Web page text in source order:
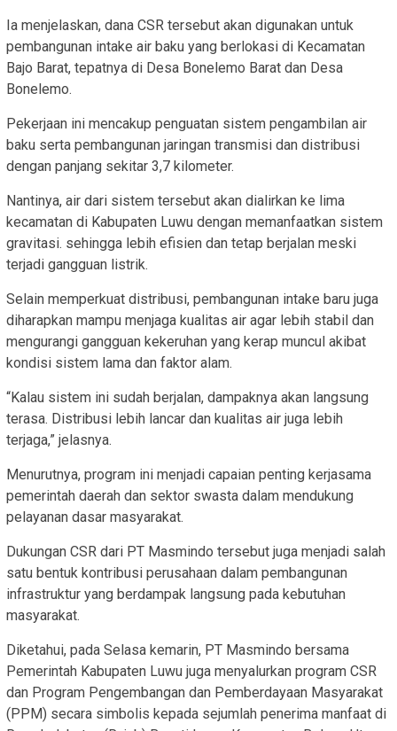
Ia menjelaskan, dana CSR tersebut akan digunakan untuk
pembangunan intake air baku yang berlokasi di Kecamatan
Bajo Barat, tepatnya di Desa Bonelemo Barat dan Desa
Bonelemo.
Pekerjaan ini mencakup penguatan sistem pengambilan air
baku serta pembangunan jaringan transmisi dan distribusi
dengan panjang sekitar 3,7 kilometer.
Nantinya, air dari sistem tersebut akan dialirkan ke lima
kecamatan di Kabupaten Luwu dengan memanfaatkan sistem
gravitasi. sehingga lebih efisien dan tetap berjalan meski
terjadi gangguan listrik.
Selain memperkuat distribusi, pembangunan intake baru juga
diharapkan mampu menjaga kualitas air agar lebih stabil dan
mengurangi gangguan kekeruhan yang kerap muncul akibat
kondisi sistem lama dan faktor alam.
“Kalau sistem ini sudah berjalan, dampaknya akan langsung
terasa. Distribusi lebih lancar dan kualitas air juga lebih
terjaga,” jelasnya.
Menurutnya, program ini menjadi capaian penting kerjasama
pemerintah daerah dan sektor swasta dalam mendukung
pelayanan dasar masyarakat.
Dukungan CSR dari PT Masmindo tersebut juga menjadi salah
satu bentuk kontribusi perusahaan dalam pembangunan
infrastruktur yang berdampak langsung pada kebutuhan
masyarakat.
Diketahui, pada Selasa kemarin, PT Masmindo bersama
Pemerintah Kabupaten Luwu juga menyalurkan program CSR
dan Program Pengembangan dan Pemberdayaan Masyarakat
(PPM) secara simbolis kepada sejumlah penerima manfaat di